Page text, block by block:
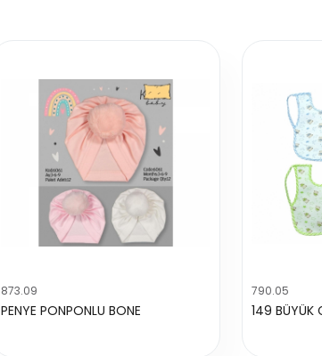
873.09
PENYE PONPONLU BONE
790.05
149 BÜYÜK